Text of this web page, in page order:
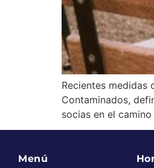
Recientes medidas
Contaminados,
socias en el
Menú